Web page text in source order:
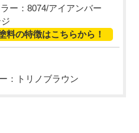
ー：8074/アイアンバー
料の特徴はこちらから！
：トリノブラウン